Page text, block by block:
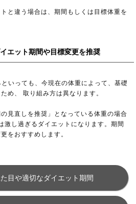
と違う場合は、期間もしくは目標体重を
エット期間や目標変更を推奨
いっても、今現在の体重によって、基礎
め、 取り組み方は異なります。
見直しを推奨」となっている体重の場合
激し過ぎるダイエットになります。期間
をおすすめします。
目や適切なダイエット期間